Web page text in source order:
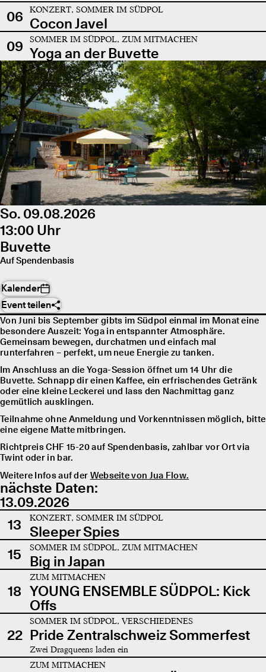
06 KONZERT, SOMMER IM SÜDPOL
Cocon Javel
09
SOMMER IM SÜDPOL, ZUM MITMACHEN
Yoga an der Buvette
So. 09.08.2026
13:00 Uhr
Buvette
Auf Spendenbasis
Kalender
Event teilen
Von Juni bis September gibts im Südpol einmal im Monat eine
besondere Auszeit: Yoga in entspannter Atmosphäre.
Gemeinsam bewegen, durchatmen und einfach mal
runterfahren – perfekt, um neue Energie zu tanken.
Im Anschluss an die Yoga-Session öffnet um 14 Uhr die
Buvette. Schnapp dir einen Kaffee, ein erfrischendes Getränk
oder eine kleine Leckerei und lass den Nachmittag ganz
gemütlich ausklingen.
Teilnahme ohne Anmeldung und Vorkenntnissen möglich, bitte
eine eigene Matte mitbringen.
Richtpreis CHF 15-20 auf Spendenbasis, zahlbar vor Ort via
Twint oder in bar.
Weitere Infos auf der Webseite von Jua Flow.
nächste Daten:
13.09.2026
13
KONZERT, SOMMER IM SÜDPOL
Sleeper Spies
15
SOMMER IM SÜDPOL, ZUM MITMACHEN
Big in Japan
18
ZUM MITMACHEN
YOUNG ENSEMBLE SÜDPOL: Kick
Offs
22
SOMMER IM SÜDPOL, VERSCHIEDENES
Pride Zentralschweiz Sommerfest
Zwei Dragqueens laden ein
ZUM MITMACHEN